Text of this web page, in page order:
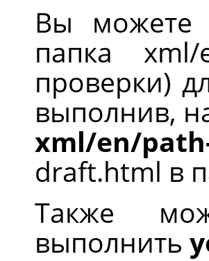
Вы можете
папка
проверки)
выполнив,
xml/en/
draft.html в
Также
выполнить